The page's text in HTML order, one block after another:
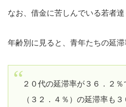
なお、借金に苦しんでいる若者達
年齢別に見ると、青年たちの延滞
２０代の延滞率が３６．２
（３２．４％）の延滞率も３